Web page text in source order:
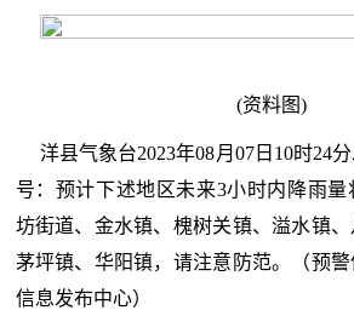
(资料图)
洋县气象台2023年08月07日10时24
号：预计下述地区未来3小时内降雨
坊街道、金水镇、槐树关镇、溢水镇、
茅坪镇、华阳镇，请注意防范。（预
信息发布中心）